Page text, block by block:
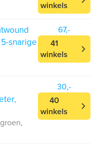
winkels
snarige
67,-
41
winkels
30,-
40
winkels